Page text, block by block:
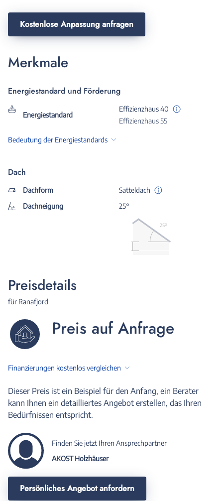
Kostenlose Anpassung anfragen
Merkmale
Energiestandard und Förderung
Energiestandard
Effizienzhaus 40
Effizienzhaus 55
Bedeutung der Energiestandards
Dach
Dachform
Satteldach
Dachneigung
25°
25º
Preisdetails
für Ranafjord
Preis auf Anfrage
Finanzierungen kostenlos vergleichen
Dieser Preis ist ein Beispiel für den Anfang, ein Berater
kann Ihnen ein detailliertes Angebot erstellen, das Ihren
Bedürfnissen entspricht.
Finden Sie jetzt Ihren Ansprechpartner
AKOST Holzhäuser
Persönliches Angebot anfordern